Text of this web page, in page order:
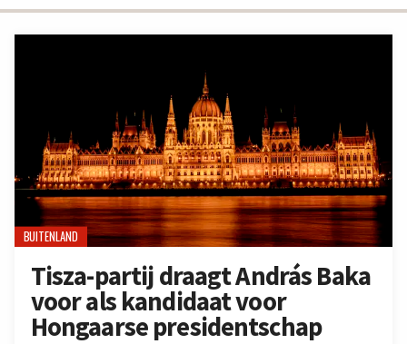
BUITENLAND
Tisza-partij draagt András Baka
voor als kandidaat voor
Hongaarse presidentschap